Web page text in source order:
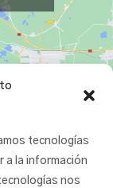
tecnologías
a la información
nos